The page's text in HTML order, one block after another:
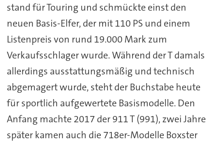
stand für Touring und schmückte einst den
neuen Basis-Elfer, der mit 110 PS und einem
Listenpreis von rund 19.000 Mark zum
Verkaufsschlager wurde. Während der T damals
allerdings ausstattungsmäßig und technisch
abgemagert wurde, steht der Buchstabe heute
für sportlich aufgewertete Basismodelle. Den
Anfang machte 2017 der 911 T (991), zwei Jahre
später kamen auch die 718er-Modelle Boxster